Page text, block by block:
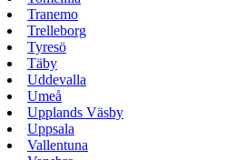
Tranemo
Trelleborg
Tyresö
Täby
Uddevalla
Umeå
Upplands Väsby
Uppsala
Vallentuna